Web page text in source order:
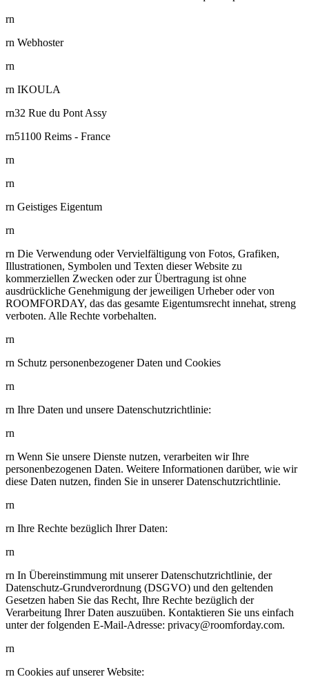
rn
rn Webhoster
rn
rn IKOULA
rn32 Rue du Pont Assy
rn51100 Reims - France
rn
rn
rn Geistiges Eigentum
rn
rn Die Verwendung oder Vervielfältigung von Fotos, Grafiken,
Illustrationen, Symbolen und Texten dieser Website zu
kommerziellen Zwecken oder zur Übertragung ist ohne
ausdrückliche Genehmigung der jeweiligen Urheber oder von
ROOMFORDAY, das das gesamte Eigentumsrecht innehat, streng
verboten. Alle Rechte vorbehalten.
rn
rn Schutz personenbezogener Daten und Cookies
rn
rn Ihre Daten und unsere Datenschutzrichtlinie:
rn
rn Wenn Sie unsere Dienste nutzen, verarbeiten wir Ihre
personenbezogenen Daten. Weitere Informationen darüber, wie wir
diese Daten nutzen, finden Sie in unserer Datenschutzrichtlinie.
rn
rn Ihre Rechte bezüglich Ihrer Daten:
rn
rn In Übereinstimmung mit unserer Datenschutzrichtlinie, der
Datenschutz-Grundverordnung (DSGVO) und den geltenden
Gesetzen haben Sie das Recht, Ihre Rechte bezüglich der
Verarbeitung Ihrer Daten auszuüben. Kontaktieren Sie uns einfach
unter der folgenden E-Mail-Adresse: privacy@roomforday.com.
rn
rn Cookies auf unserer Website: